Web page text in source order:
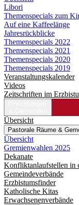
Libori
Themenspecials zum
Auf eine Kaffeelänge
Jahresrückblicke
Themenspecials 2022
Themenspecials 2021
Themenspecials 2020
Themenspecials 2019
Veranstaltungskalender
Videos
Zeitschriften im
Übersicht
Pastorale Räume &
Übersicht
Gremienwahlen 2025
Dekanate
Konfliktanlaufstellen in
Gemeindeverbände
Erzbistumsfinder
Katholische Kitas
Erwachsenenverbände